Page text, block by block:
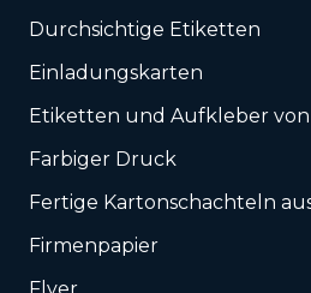
Durchsichtige Etiketten
Einladungskarten
Etiketten und Aufkleber
Farbiger Druck
Fertige Kartonschachteln
Firmenpapier